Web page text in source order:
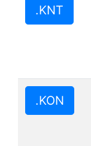
.KNT
.KON